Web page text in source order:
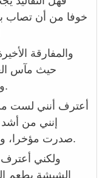
خوفا من أن تصاب
والمفارقة
حيث مآس
وهمومها تطحن الصغير قبل الكبير.
أعترف أنني لست
إنني من أشد
صدرت مؤخرا، وتحظر التدخين في الأماكن العامة.
ولكني
الشيشة بطعم